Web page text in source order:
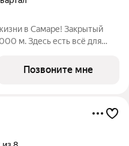
в Самаре! Закрытый
Безопасность на
Позвоните мне